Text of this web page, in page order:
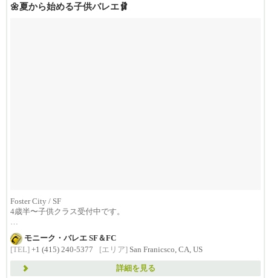
🌼夏から始める子供バレエ🩰
Foster City / SF
4歳半〜子供クラス受付中です。
少人数クラスで、
一人一人を...
モニーク・バレエ SF＆FC
[TEL] +1 (415) 240-5377 [エリア] San Franicsco, CA, US
詳細を見る